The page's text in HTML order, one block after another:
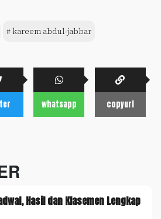
# kareem abdul-jabbar
whatsapp copyurl
Hasil dan Klasemen Lengkap